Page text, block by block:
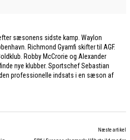
sæsonens sidste kamp. Waylon
Richmond Gyamfi skifter til AGF.
Robby McCrorie og Alexander
nye klubber. Sportschef Sebastian
professionelle indsats i en sæson af
Næste artikel